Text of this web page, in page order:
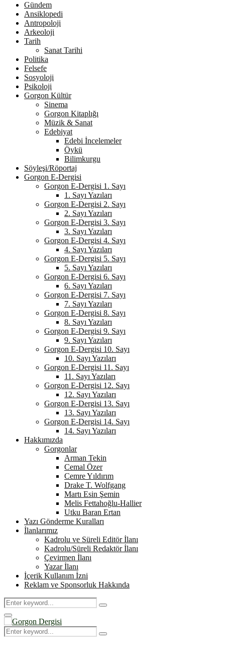
Gündem
Ansiklopedi
Antropoloji
Arkeoloji
Tarih
Sanat Tarihi
Politika
Felsefe
Sosyoloji
Psikoloji
Gorgon Kültür
Sinema
Gorgon Kitaplığı
Müzik & Sanat
Edebiyat
Edebi İncelemeler
Öykü
Bilimkurgu
Söyleşi/Röportaj
Gorgon E-Dergisi
Gorgon E-Dergisi 1. Sayı
1. Sayı Yazıları
Gorgon E-Dergisi 2. Sayı
2. Sayı Yazıları
Gorgon E-Dergisi 3. Sayı
3. Sayı Yazıları
Gorgon E-Dergisi 4. Sayı
4. Sayı Yazıları
Gorgon E-Dergisi 5. Sayı
5. Sayı Yazıları
Gorgon E-Dergisi 6. Sayı
6. Sayı Yazıları
Gorgon E-Dergisi 7. Sayı
7. Sayı Yazıları
Gorgon E-Dergisi 8. Sayı
8. Sayı Yazıları
Gorgon E-Dergisi 9. Sayı
9. Sayı Yazıları
Gorgon E-Dergisi 10. Sayı
10. Sayı Yazıları
Gorgon E-Dergisi 11. Sayı
11. Sayı Yazıları
Gorgon E-Dergisi 12. Sayı
12. Sayı Yazıları
Gorgon E-Dergisi 13. Sayı
13. Sayı Yazıları
Gorgon E-Dergisi 14. Sayı
14. Sayı Yazıları
Hakkımızda
Gorgonlar
Arman Tekin
Cemal Özer
Cemre Yıldırım
Drake T. Wolfgang
Martı Esin Şemin
Melis Fettahoğlu-Hallier
Utku Baran Ertan
Yazı Gönderme Kuralları
İlanlarımız
Kadrolu ve Süreli Editör İlanı
Kadrolu/Süreli Redaktör İlanı
Çevirmen İlanı
Yazar İlanı
İçerik Kullanım İzni
Reklam ve Sponsorluk Hakkında
Search
for:
Search
Primary
Menu
Search
for:
Search